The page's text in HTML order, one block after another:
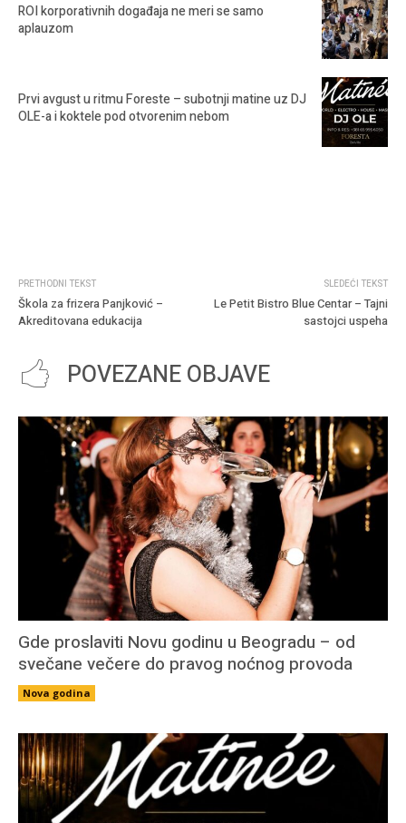
ROI korporativnih događaja ne meri se samo
aplauzom
Prvi avgust u ritmu Foreste – subotnji matine uz DJ
OLE-a i koktele pod otvorenim nebom
PRETHODNI TEKST
Škola za frizera Panjković –
Akreditovana edukacija
SLEDEĆI TEKST
Le Petit Bistro Blue Centar – Tajni
sastojci uspeha
POVEZANE OBJAVE
Gde proslaviti Novu godinu u Beogradu – od
svečane večere do pravog noćnog provoda
Nova godina